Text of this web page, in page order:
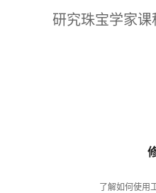
研究珠宝学家课
了解如何使用